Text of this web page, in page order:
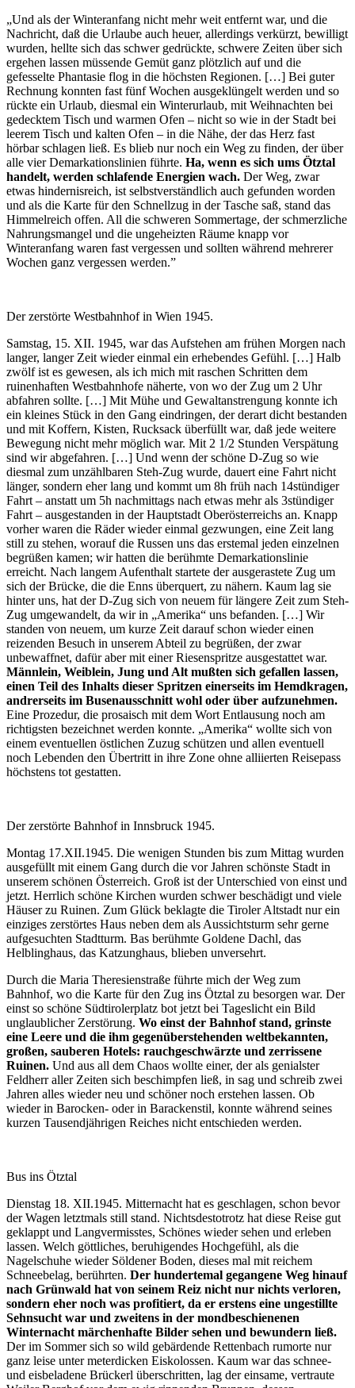
„Und als der Winteranfang nicht mehr weit entfernt war, und die
Nachricht, daß die Urlaube auch heuer, allerdings verkürzt, bewilligt
wurden, hellte sich das schwer gedrückte, schwere Zeiten über sich
ergehen lassen müssende Gemüt ganz plötzlich auf und die
gefesselte Phantasie flog in die höchsten Regionen. […] Bei guter
Rechnung konnten fast fünf Wochen ausgeklüngelt werden und so
rückte ein Urlaub, diesmal ein Winterurlaub, mit Weihnachten bei
gedecktem Tisch und warmen Ofen – nicht so wie in der Stadt bei
leerem Tisch und kalten Ofen – in die Nähe, der das Herz fast
hörbar schlagen ließ. Es blieb nur noch ein Weg zu finden, der über
alle vier Demarkationslinien führte. Ha, wenn es sich ums Ötztal
handelt, werden schlafende Energien wach. Der Weg, zwar
etwas hindernisreich, ist selbstverständlich auch gefunden worden
und als die Karte für den Schnellzug in der Tasche saß, stand das
Himmelreich offen. All die schweren Sommertage, der schmerzliche
Nahrungsmangel und die ungeheizten Räume knapp vor
Winteranfang waren fast vergessen und sollten während mehrerer
Wochen ganz vergessen werden.”
Der zerstörte Westbahnhof in Wien 1945.
Samstag, 15. XII. 1945, war das Aufstehen am frühen Morgen nach
langer, langer Zeit wieder einmal ein erhebendes Gefühl. […] Halb
zwölf ist es gewesen, als ich mich mit raschen Schritten dem
ruinenhaften Westbahnhofe näherte, von wo der Zug um 2 Uhr
abfahren sollte. […] Mit Mühe und Gewaltanstrengung konnte ich
ein kleines Stück in den Gang eindringen, der derart dicht bestanden
und mit Koffern, Kisten, Rucksack überfüllt war, daß jede weitere
Bewegung nicht mehr möglich war. Mit 2 1/2 Stunden Verspätung
sind wir abgefahren. […] Und wenn der schöne D-Zug so wie
diesmal zum unzählbaren Steh-Zug wurde, dauert eine Fahrt nicht
länger, sondern eher lang und kommt um 8h früh nach 14stündiger
Fahrt – anstatt um 5h nachmittags nach etwas mehr als 3stündiger
Fahrt – ausgestanden in der Hauptstadt Oberösterreichs an. Knapp
vorher waren die Räder wieder einmal gezwungen, eine Zeit lang
still zu stehen, worauf die Russen uns das erstemal jeden einzelnen
begrüßen kamen; wir hatten die berühmte Demarkationslinie
erreicht. Nach langem Aufenthalt startete der ausgerastete Zug um
sich der Brücke, die die Enns überquert, zu nähern. Kaum lag sie
hinter uns, hat der D-Zug sich von neuem für längere Zeit zum Steh-
Zug umgewandelt, da wir in „Amerika“ uns befanden. […] Wir
standen von neuem, um kurze Zeit darauf schon wieder einen
reizenden Besuch in unserem Abteil zu begrüßen, der zwar
unbewaffnet, dafür aber mit einer Riesenspritze ausgestattet war.
Männlein, Weiblein, Jung und Alt mußten sich gefallen lassen,
einen Teil des Inhalts dieser Spritzen einerseits im Hemdkragen,
andrerseits im Busenausschnitt wohl oder über aufzunehmen.
Eine Prozedur, die prosaisch mit dem Wort Entlausung noch am
richtigsten bezeichnet werden konnte. „Amerika“ wollte sich von
einem eventuellen östlichen Zuzug schützen und allen eventuell
noch Lebenden den Übertritt in ihre Zone ohne alliierten Reisepass
höchstens tot gestatten.
Der zerstörte Bahnhof in Innsbruck 1945.
Montag 17.XII.1945. Die wenigen Stunden bis zum Mittag wurden
ausgefüllt mit einem Gang durch die vor Jahren schönste Stadt in
unserem schönen Österreich. Groß ist der Unterschied von einst und
jetzt. Herrlich schöne Kirchen wurden schwer beschädigt und viele
Häuser zu Ruinen. Zum Glück beklagte die Tiroler Altstadt nur ein
einziges zerstörtes Haus neben dem als Aussichtsturm sehr gerne
aufgesuchten Stadtturm. Bas berühmte Goldene Dachl, das
Helblinghaus, das Katzunghaus, blieben unversehrt.
Durch die Maria Theresienstraße führte mich der Weg zum
Bahnhof, wo die Karte für den Zug ins Ötztal zu besorgen war. Der
einst so schöne Südtirolerplatz bot jetzt bei Tageslicht ein Bild
unglaublicher Zerstörung. Wo einst der Bahnhof stand, grinste
eine Leere und die ihm gegenüberstehenden weltbekannten,
großen, sauberen Hotels: rauchgeschwärzte und zerrissene
Ruinen. Und aus all dem Chaos wollte einer, der als genialster
Feldherr aller Zeiten sich beschimpfen ließ, in sag und schreib zwei
Jahren alles wieder neu und schöner noch erstehen lassen. Ob
wieder in Barocken- oder in Barackenstil, konnte während seines
kurzen Tausendjährigen Reiches nicht entschieden werden.
Bus ins Ötztal
Dienstag 18. XII.1945. Mitternacht hat es geschlagen, schon bevor
der Wagen letztmals still stand. Nichtsdestotrotz hat diese Reise gut
geklappt und Langvermisstes, Schönes wieder sehen und erleben
lassen. Welch göttliches, beruhigendes Hochgefühl, als die
Nagelschuhe wieder Söldener Boden, dieses mal mit reichem
Schneebelag, berührten. Der hundertemal gegangene Weg hinauf
nach Grünwald hat von seinem Reiz nicht nur nichts verloren,
sondern eher noch was profitiert, da er erstens eine ungestillte
Sehnsucht war und zweitens in der mondbeschienenen
Winternacht märchenhafte Bilder sehen und bewundern ließ.
Der im Sommer sich so wild gebärdende Rettenbach rumorte nur
ganz leise unter meterdicken Eiskolossen. Kaum war das schnee-
und eisbeladene Brückerl überschritten, lag der einsame, vertraute